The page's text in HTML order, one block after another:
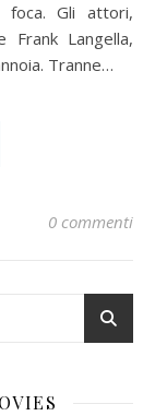
Gli attori,
Langella,
Tranne…
0 commenti